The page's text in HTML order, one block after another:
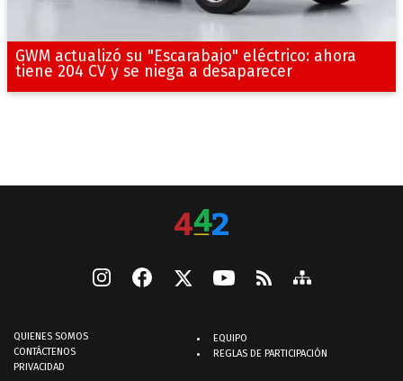
GWM actualizó su "Escarabajo" eléctrico: ahora
tiene 204 CV y se niega a desaparecer
QUIENES SOMOS
CONTÁCTENOS
PRIVACIDAD
EQUIPO
REGLAS DE PARTICIPACIÓN